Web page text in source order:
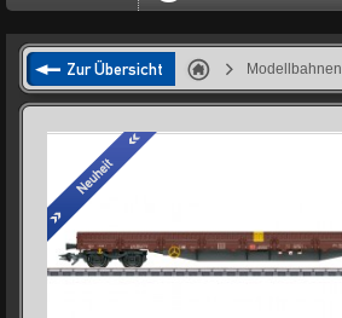
Zur Übersicht Modellbahnen